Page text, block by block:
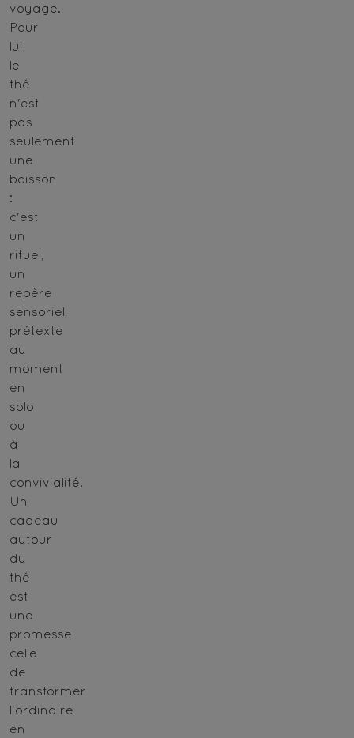
voyage.
Pour
lui,
le
thé
n'est
pas
seulement
une
boisson
:
c'est
un
rituel,
un
repère
sensoriel,
prétexte
au
moment
en
solo
ou
à
la
convivialité.
Un
cadeau
autour
du
thé
est
une
promesse,
celle
de
transformer
l'ordinaire
en